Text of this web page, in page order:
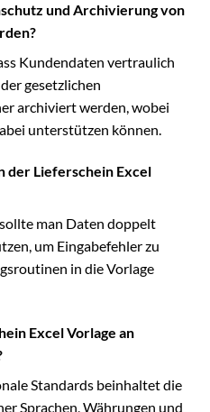
und Archivierung von
Kundendaten vertraulich
gesetzlichen
archiviert werden, wobei
unterstützen können.
der Lieferschein Excel
man Daten doppelt
um Eingabefehler zu
in die Vorlage
Excel Vorlage an
Standards beinhaltet die
Sprachen, Währungen und